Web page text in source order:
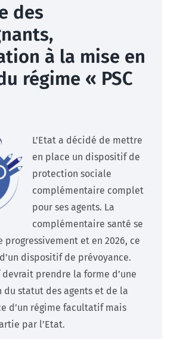
des
à la mise en
régime « PSC
L’Etat a décidé de mettre
en place un dispositif de
protection sociale
complémentaire complet
pour ses agents. La
complémentaire santé se
progressivement et en 2026, ce
dispositif de prévoyance.
prendre la forme d’une
statut des agents et de la
d’un régime facultatif mais
par l’Etat.